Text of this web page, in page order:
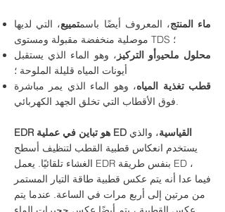
ماء المنتج، المعروف أيضًا باسمتمييع، التي لديها
موصلية منخفضة مقبولة ومستوى TDS ؛
محلول ملحيوأو التركيز ، وهو الماء الذي يستقبل
أيونات المياه قليلة الملوحة ؛
قطب تغذية المياه، وهو الماء الذي يمر مباشرة
فوق الأقطاب التي تخلق الجهد الكهربائي.
EDR هو تباين في عملية ED القياسية، والذي
يستخدم انعكاس قطبية القطب لتنظيف أسطح
الغشاء تلقائيًا. يعمل EDR بنفس طريقة ED ،
فيما عدا أنه يتم عكس قطبية طاقة التيار المستمر
من مرتين إلى أربع مرات في الساعة. عندما يتم